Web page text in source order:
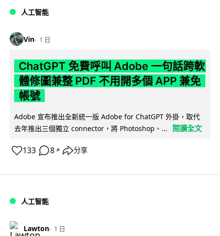
人工智能
Vin 1 日
ChatGPT 免費呼叫 Adobe 一句話跨軟
體修圖兼整 PDF 不用開多個 APP 兼免
帳號
Adobe 宣布推出全新統一版 Adobe for ChatGPT 外掛，取代
去年推出三個獨立 connector，將 Photoshop、...
閱讀全文
133 8 ↗ 分享
人工智能
Lawton 1 日